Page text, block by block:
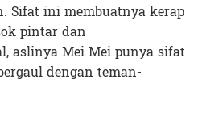
Sifat ini membuatnya kerap
pintar dan
aslinya Mei Mei punya sifat
dengan teman-